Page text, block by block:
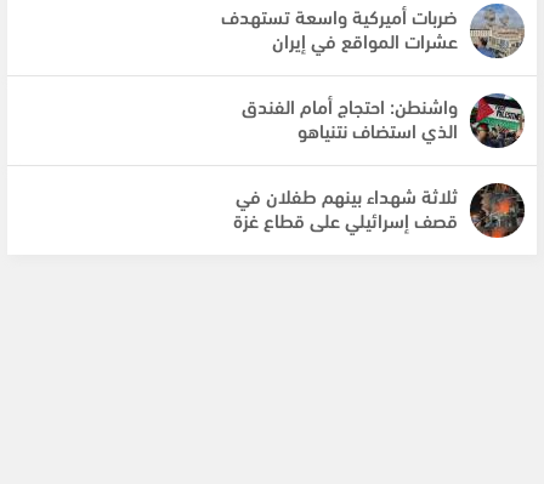
ضربات أميركية واسعة تستهدف
عشرات المواقع في إيران
واشنطن: احتجاج أمام الفندق
الذي استضاف نتنياهو
ثلاثة شهداء بينهم طفلان في
قصف إسرائيلي على قطاع غزة